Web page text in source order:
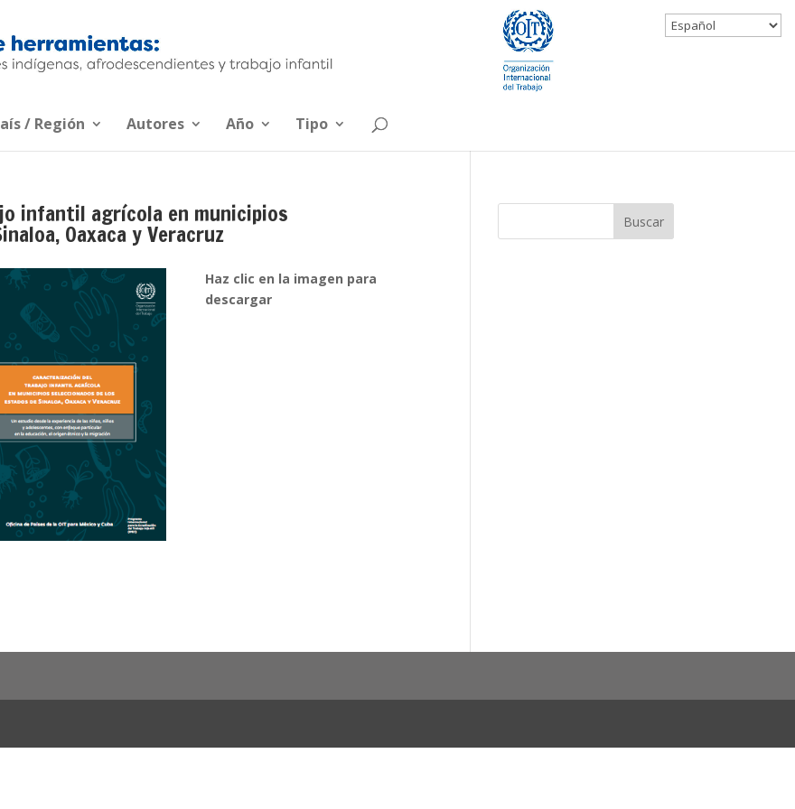
/ Región Autores Año Tipo
infantil agrícola en municipios
Oaxaca y Veracruz
Haz clic en la imagen para
descargar